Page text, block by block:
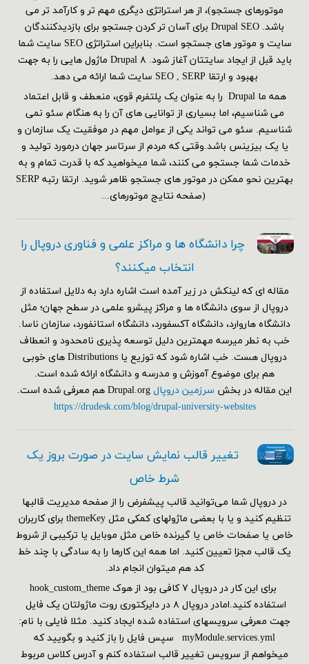
موتورهای جستجو)، از هر استراتژی دیگری مهم تر و کارآمد تر می
باشد. Drupal SEO برای آسان تر کردن جستجو برای بازدیدکنندگان
سایت و موتور های جستجو است. بنابراین استراتژی SEO سایت شما
باید قبل از ایجاد سایتتان آغاز شود. Drupal ۸ ماژول هایی را به جهت
بهبود و ارتقا SEO , SERP سایت شما ارائه می دهد.
همه ما Drupal را به عنوان یک پلتفرم قوی، منعطف و قابل اعتماد
می شناسیم، اما بسیاری از توانایی های آن را به هنگام سئو نمی
شناسیم. سئو می تواند یکی از عوامل مهم در موفقیت یک سازمان و
یا یک بیزینس باشد.وقتی که مردم از سرتاسر جهان درمورد تولید و
خدمات شما جستجو می کنند، شما میخواهید که با قدرت تمام و به
بهترین نحو ممکن در موتور های جستجو ظاهر شوید. ارتقا رتبه SERP
(صفحه نتایج موتورهای...
چرا دانشگاه ها و مراکز علمی و فناوری دروپال را
انتخاب میکنند؟
مقاله ای که لینکش در زیر آمده است اشاره دارد به دلایل استفاده از
دروپال از سوی دانشگاه ها و مراکز پیشرو علمی در سطح جهان؛ مثل
دانشگاه هاروارد، دانشگاه آکسفورد، دانشگاه استانفورد، سازمان ناسا.
خب به نطر میرسه مهمترین دلیل توسعه پذیری نامحدود و انعطاف
دروپال هست. خب اشاره شود که توزیع یا Distributions های خوبی
هم برای موضوع آموزش و مدرسه و دانشگاه ارائه شده است.
این مقاله در بخش سرزمین دروپالDrupal.org هم معرفی شده است.
https://drudesk.com/blog/drupal-university-websites
تغییر قالب نمایش سایت در صورت بروز یک
شرط خاص
در دروپال شما می‌توانید قالب پیشفرض را از صفحه مدیریت قالبها
تنظیم کنید و یا با بعضی ماژولهای کمکی مثل themeKey برای کاربران
خاص یا صفحات خاص یا گیرنده خاص مثل موبایل یا ترکیبی از شروط
یک قالب مجزا تعیین کنید. اما همه این کارها را به سادگی با چند خط
کد هم می‎توان انجام داد.
برای این کار در دروپال ۷ کافی بود از هوک hook_custom_theme
استفاده کنید.امادر دروپال ۸ در دایرکتوری روت ماژولتان یک فایل
جهت معرفی سرویسهای استفاده شده ایجاد کنید. مثلا فایلی با نام:
myModule.services.yml سپس فایل را باز کنید و بگویید که
میخواهم از سرویس تغییر قالب استفاده کنم و آدرس کلاس مربوط